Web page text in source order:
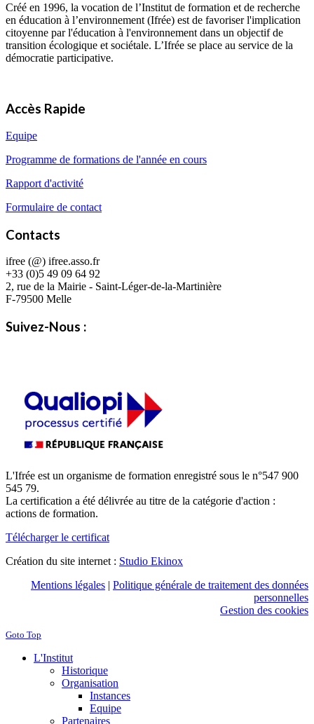
Créé en 1996, la vocation de l’Institut de formation et de recherche
en éducation à l’environnement (Ifrée) est de favoriser l'implication
citoyenne par l'éducation à l'environnement dans un objectif de
transition écologique et sociétale. L’Ifrée se place au service de la
démocratie participative.
Accès Rapide
Equipe
Programme de formations de l'année en cours
Rapport d'activité
Formulaire de contact
Contacts
ifree (@) ifree.asso.fr
+33 (0)5 49 09 64 92
2, rue de la Mairie - Saint-Léger-de-la-Martinière
F-79500 Melle
Suivez-Nous :
L'Ifrée est un organisme de formation enregistré sous le n°547 900
545 79.
La certification a été délivrée au titre de la catégorie d'action :
actions de formation.
Télécharger le certificat
Création du site internet : Studio Ekinox
Mentions légales | Politique générale de traitement des données
personnelles
Gestion des cookies
Goto Top
L'Institut
Historique
Organisation
Instances
Equipe
Partenaires